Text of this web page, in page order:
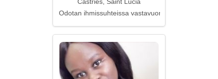
Odotan ihmissuhteissa vastavuoroisuutta ja